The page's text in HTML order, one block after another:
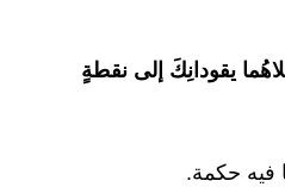
يقودانِكَ إلى نقطةٍ
فيه حكمة.